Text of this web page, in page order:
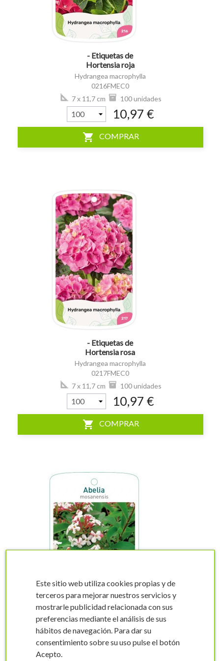
- Etiquetas de
Hortensia roja
(Hydrangea)
Hydrangea macrophylla
0216FMEC0
7 x 11,7 cm
100 unidades
10,97 €
shopping_cart COMPRAR
- Etiquetas de
Hortensia rosa
(Hydrangea)
Hydrangea macrophylla
0217FMEC0
7 x 11,7 cm
100 unidades
10,97 €
shopping_cart COMPRAR
Etiquetas de Abelia
mosanensis *
Este sitio web utiliza cookies propias y de
terceros para mejorar nuestros servicios y
mostrarle publicidad relacionada con sus
preferencias mediante el análisis de sus
hábitos de navegación. Para dar su
consentimiento sobre su uso pulse el botón
Acepto.